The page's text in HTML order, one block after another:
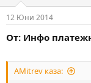
12 Юни 2014
От: Инфо
AMitrev каза: